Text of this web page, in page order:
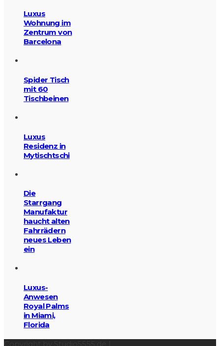
Luxus
Wohnung im
Zentrum von
Barcelona
Spider Tisch
mit 60
Tischbeinen
Luxus
Residenz in
Mytischtschi
Die
Starrgang
Manufaktur
haucht alten
Fahrrädern
neues Leben
ein
Luxus-
Anwesen
Royal Palms
in Miami,
Florida